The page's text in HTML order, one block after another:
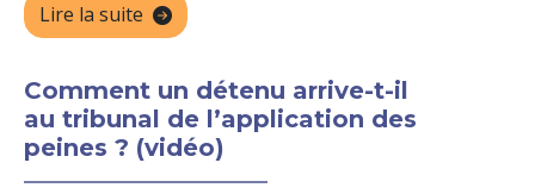
Lire la suite
Comment un détenu arrive-t-il
au tribunal de l’application des
peines ? (vidéo)